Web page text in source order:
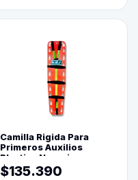
Camilla Rigida Para
Primeros Auxilios
Plastica Naranja
$135.390